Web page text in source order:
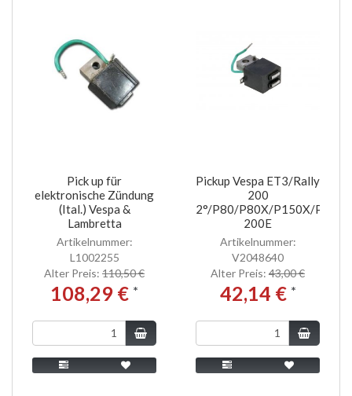
Pick up für
elektronische Zündung
(Ital.) Vespa &
Lambretta
Artikelnummer:
L1002255
Alter Preis: 110,50 €
108,29 € *
Pickup Vespa ET3/Rally
200
2°/P80/P80X/P150X/PX80-
200E
Artikelnummer:
V2048640
Alter Preis: 43,00 €
42,14 € *